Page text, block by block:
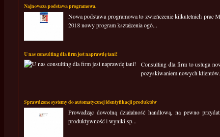
Najnowsza podstawa programowa.
Nowa podstawa programowa to zwieńczenie kilkuletnich prac
2018 nowy program kształcenia ogó...
U nas consulting dla firm jest naprawdę tani!
Consulting dla firm to usługa
pozyskiwaniem nowych
Sprawdzone systemy do automatycznej identyfikacji produktów
Prowadząc dowolną działalność handlową, na pewno
produktywność i wyniki sp...